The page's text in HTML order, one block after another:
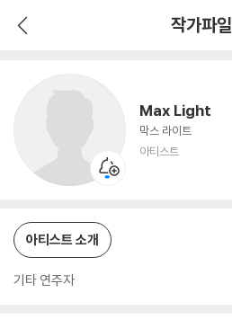
작가파일
Max Light
막스 라이트
아티스트
아티스트 소개
기타 연주자